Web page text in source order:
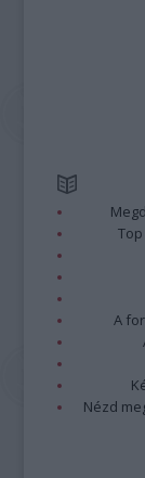
A
Nézd